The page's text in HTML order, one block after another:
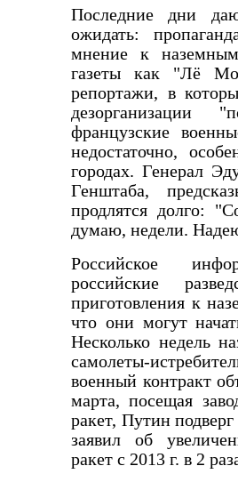
Последние дни
ожидать:
мнение к
газеты как "Лё
репортажи, в
дезорганизации
французские
недостаточно,
городах. Генерал
Генштаба,
продлятся долго:
думаю, недели.
Российское
российские
приготовления к
что они могут
Несколько недель
самолеты-
военный контракт
марта, посещая
ракет, Путин
заявил об
ракет с 2013 г. в 2